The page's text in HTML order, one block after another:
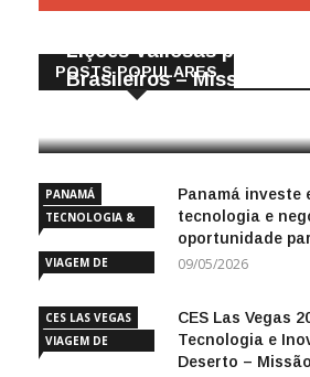
POSTS POPULARES
Lições Valiosas para
Brasileiros – Missão de
PANAMÁ
TECNOLOGIA &
VIAGEM DE
Panamá investe
tecnologia e
oportunidade
09/05/2026
CES LAS VEGAS
VIAGEM DE
CES Las Vegas
Tecnologia e
Deserto –